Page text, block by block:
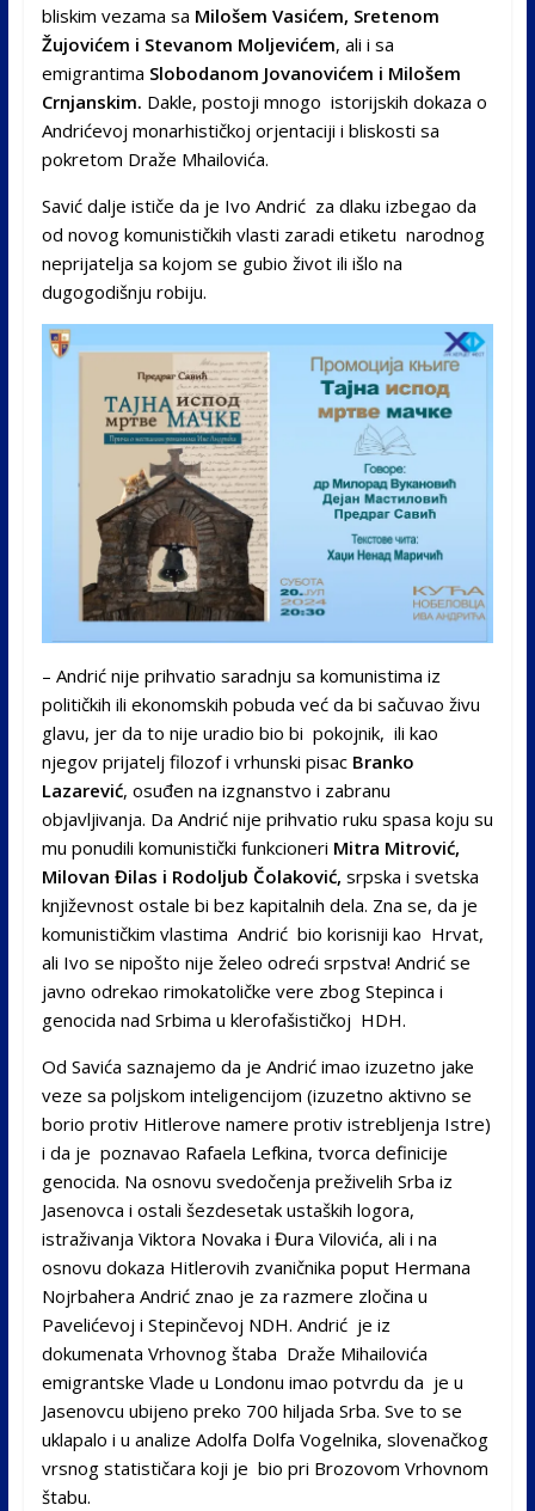
bliskim vezama sa Milošem Vasićem, Sretenom
Žujovićem i Stevanom Moljevićem, ali i sa
emigrantima Slobodanom Jovanovićem i Milošem
Crnjanskim. Dakle, postoji mnogo istorijskih dokaza o
Andrićevoj monarhističkoj orjentaciji i bliskosti sa
pokretom Draže Mhailovića.
Savić dalje ističe da je Ivo Andrić za dlaku izbegao da
od novog komunističkih vlasti zaradi etiketu narodnog
neprijatelja sa kojom se gubio život ili išlo na
dugogodišnju robiju.
– Andrić nije prihvatio saradnju sa komunistima iz
političkih ili ekonomskih pobuda već da bi sačuvao živu
glavu, jer da to nije uradio bio bi pokojnik, ili kao
njegov prijatelj filozof i vrhunski pisac Branko
Lazarević, osuđen na izgnanstvo i zabranu
objavljivanja. Da Andrić nije prihvatio ruku spasa koju su
mu ponudili komunistički funkcioneri Mitra Mitrović,
Milovan Đilas i Rodoljub Čolaković, srpska i svetska
književnost ostale bi bez kapitalnih dela. Zna se, da je
komunističkim vlastima Andrić bio korisniji kao Hrvat,
ali Ivo se nipošto nije želeo odreći srpstva! Andrić se
javno odrekao rimokatoličke vere zbog Stepinca i
genocida nad Srbima u klerofašističkoj HDH.
Od Savića saznajemo da je Andrić imao izuzetno jake
veze sa poljskom inteligencijom (izuzetno aktivno se
borio protiv Hitlerove namere protiv istrebljenja Istre)
i da je poznavao Rafaela Lefkina, tvorca definicije
genocida. Na osnovu svedočenja preživelih Srba iz
Jasenovca i ostali šezdesetak ustaških logora,
istraživanja Viktora Novaka i Đura Vilovića, ali i na
osnovu dokaza Hitlerovih zvaničnika poput Hermana
Nojrbahera Andrić znao je za razmere zločina u
Pavelićevoj i Stepinčevoj NDH. Andrić je iz
dokumenata Vrhovnog štaba Draže Mihailovića
emigrantske Vlade u Londonu imao potvrdu da je u
Jasenovcu ubijeno preko 700 hiljada Srba. Sve to se
uklapalo i u analize Adolfa Dolfa Vogelnika, slovenačkog
vrsnog statističara koji je bio pri Brozovom Vrhovnom
štabu.